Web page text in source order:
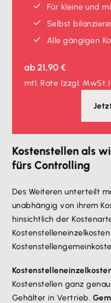
Für kleine und
Selbst
Alle gängigen
ab21,90 €
mtl. Rate (zzgl. MwSt.)
Kostenstellen als
fürs Controlling
Des Weiteren unterteilt
unabhängig von ihrem
hinsichtlich der
Kostenstellen ganz
Gehälter in Vertrieb.